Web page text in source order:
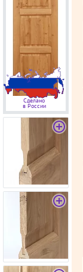
Сделано
в России